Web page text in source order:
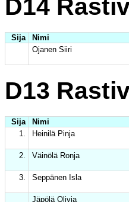
D14
Sija Nimi
Ojanen Siiri
D13
Sija Nimi
1.
Heinilä Pinja
2.
Väinölä Ronja
3.
Seppänen Isla
Jäpölä Olivia